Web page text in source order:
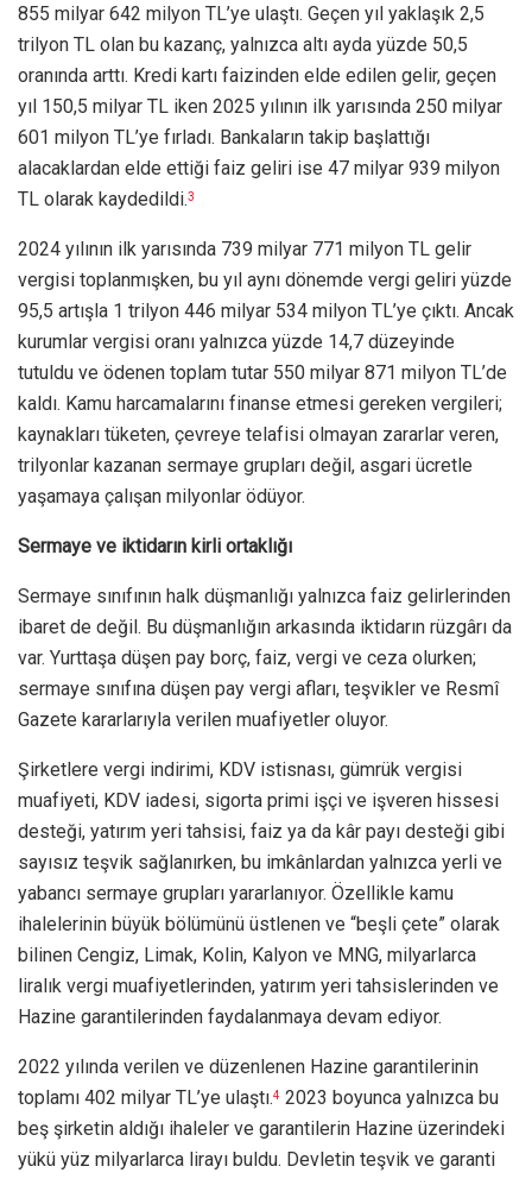
855 milyar 642 milyon TL’ye ulaştı. Geçen yıl yaklaşık 2,5
trilyon TL olan bu kazanç, yalnızca altı ayda yüzde 50,5
oranında arttı. Kredi kartı faizinden elde edilen gelir, geçen
yıl 150,5 milyar TL iken 2025 yılının ilk yarısında 250 milyar
601 milyon TL’ye fırladı. Bankaların takip başlattığı
alacaklardan elde ettiği faiz geliri ise 47 milyar 939 milyon
TL olarak kaydedildi.3
2024 yılının ilk yarısında 739 milyar 771 milyon TL gelir
vergisi toplanmışken, bu yıl aynı dönemde vergi geliri yüzde
95,5 artışla 1 trilyon 446 milyar 534 milyon TL’ye çıktı. Ancak
kurumlar vergisi oranı yalnızca yüzde 14,7 düzeyinde
tutuldu ve ödenen toplam tutar 550 milyar 871 milyon TL’de
kaldı. Kamu harcamalarını finanse etmesi gereken vergileri;
kaynakları tüketen, çevreye telafisi olmayan zararlar veren,
trilyonlar kazanan sermaye grupları değil, asgari ücretle
yaşamaya çalışan milyonlar ödüyor.
Sermaye ve iktidarın kirli ortaklığı
Sermaye sınıfının halk düşmanlığı yalnızca faiz gelirlerinden
ibaret de değil. Bu düşmanlığın arkasında iktidarın rüzgârı da
var. Yurttaşa düşen pay borç, faiz, vergi ve ceza olurken;
sermaye sınıfına düşen pay vergi afları, teşvikler ve Resmî
Gazete kararlarıyla verilen muafiyetler oluyor.
Şirketlere vergi indirimi, KDV istisnası, gümrük vergisi
muafiyeti, KDV iadesi, sigorta primi işçi ve işveren hissesi
desteği, yatırım yeri tahsisi, faiz ya da kâr payı desteği gibi
sayısız teşvik sağlanırken, bu imkânlardan yalnızca yerli ve
yabancı sermaye grupları yararlanıyor. Özellikle kamu
ihalelerinin büyük bölümünü üstlenen ve “beşli çete” olarak
bilinen Cengiz, Limak, Kolin, Kalyon ve MNG, milyarlarca
liralık vergi muafiyetlerinden, yatırım yeri tahsislerinden ve
Hazine garantilerinden faydalanmaya devam ediyor.
2022 yılında verilen ve düzenlenen Hazine garantilerinin
toplamı 402 milyar TL’ye ulaştı.4 2023 boyunca yalnızca bu
beş şirketin aldığı ihaleler ve garantilerin Hazine üzerindeki
yükü yüz milyarlarca lirayı buldu. Devletin teşvik ve garanti